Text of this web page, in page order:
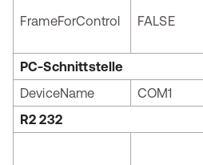
FrameForControl FALSE
PC-Schnittstelle
DeviceName
COM1
R2 232